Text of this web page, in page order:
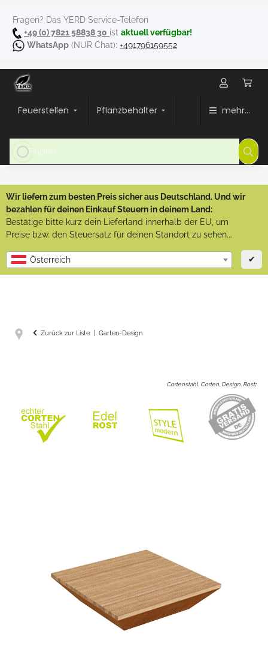
Fragen? Das YERD Service-Telefon
+49 (0) 7821 58838 30 ist aktuell verfügbar!
WhatsApp (NUR Chat): +491796159552
Feuerstellen Pflanzbehälter mehr...
Wir liefern zum besten Preis sicher aus Deutschland. Und wir
bezahlen für deinen Einkauf Steuern in deinem Land:
Bestätige bitte kurz dein Lieferland innerhalb der EU, um
Preise bzw. den Steuersatz für deinen Standort zu sehen...
Österreich ✔
Zurück zur Liste Garten-Design
Cortenstahl, Corten, Design, Rost: